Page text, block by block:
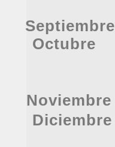
Septiembre
Octubre
Noviembre
Diciembre